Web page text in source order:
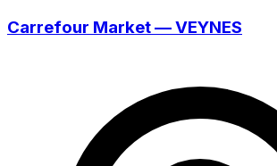
Carrefour Market — VEYNES